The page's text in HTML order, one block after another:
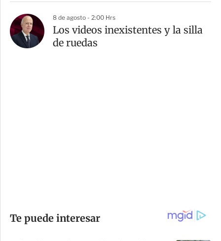
8 de agosto - 2:00 Hrs
Los videos inexistentes y la silla
de ruedas